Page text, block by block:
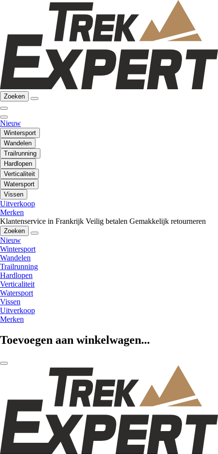
Zoeken
Nieuw
Wintersport
Wandelen
Trailrunning
Hardlopen
Verticaliteit
Watersport
Vissen
Uitverkoop
Merken
Klantenservice in Frankrijk Veilig betalen Gemakkelijk retourneren
Zoeken
Nieuw
Wintersport
Wandelen
Trailrunning
Hardlopen
Verticaliteit
Watersport
Vissen
Uitverkoop
Merken
Toevoegen aan winkelwagen...